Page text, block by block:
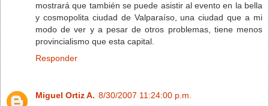
mostrará que también se puede asistir al evento en la bella
y cosmopolita ciudad de Valparaíso, una ciudad que a mi
modo de ver y a pesar de otros problemas, tiene menos
provincialismo que esta capital.
Responder
Miguel Ortiz A. 8/30/2007 11:24:00 p.m.